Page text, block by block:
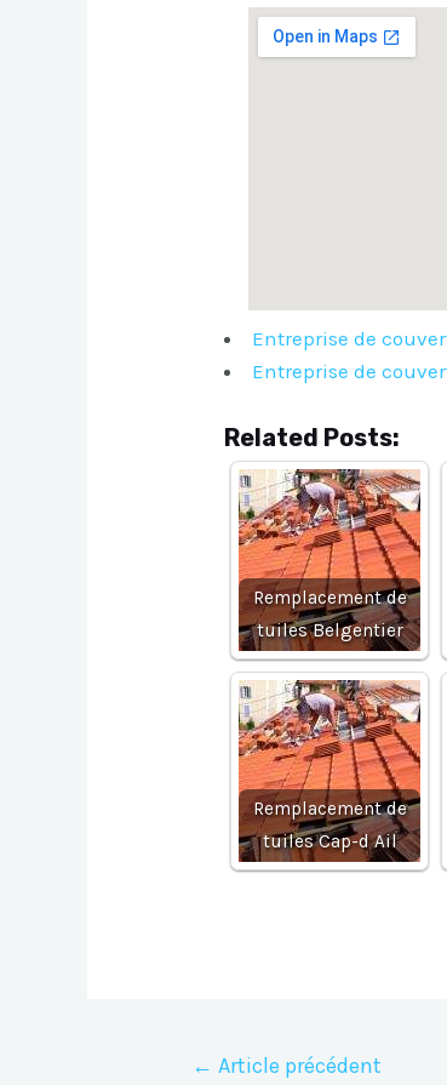
Entreprise de
Entreprise de
Related Posts:
Remplacement de
tuiles Belgentier
Remplacement de
tuiles Cap-d Ail
Navigation
← Article précédent